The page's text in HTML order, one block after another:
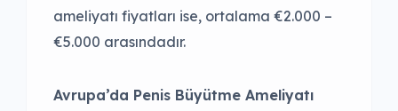
ameliyatı fiyatları ise, ortalama €2.000 –
€5.000 arasındadır.
Avrupa’da Penis Büyütme Ameliyatı